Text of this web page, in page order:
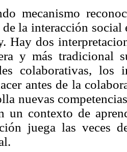
mecanismo
la interacción social
Hay dos
y más tradicional
colaborativas,
antes de la
nuevas
un contexto de
juega las veces